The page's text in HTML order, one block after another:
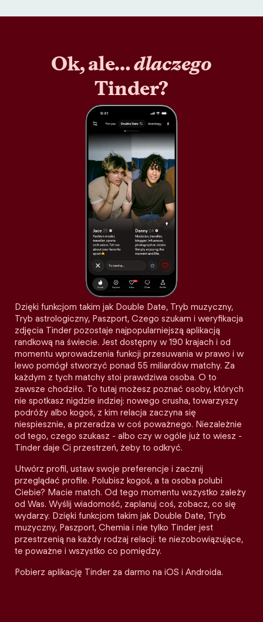
Ok, ale…dlaczego
Tinder?
Dzięki funkcjom takim jak Double Date, Tryb muzyczny,
Tryb astrologiczny, Paszport, Czego szukam i weryfikacja
zdjęcia Tinder pozostaje najpopularniejszą aplikacją
randkową na świecie. Jest dostępny w 190 krajach i od
momentu wprowadzenia funkcji przesuwania w prawo i w
lewo pomógł stworzyć ponad 55 miliardów matchy. Za
każdym z tych matchy stoi prawdziwa osoba. O to
zawsze chodziło. To tutaj możesz poznać osoby, których
nie spotkasz nigdzie indziej: nowego crusha, towarzyszy
podróży albo kogoś, z kim relacja zaczyna się
niespiesznie, a przeradza w coś poważnego. Niezależnie
od tego, czego szukasz - albo czy w ogóle już to wiesz -
Tinder daje Ci przestrzeń, żeby to odkryć.
Utwórz profil, ustaw swoje preferencje i zacznij
przeglądać profile. Polubisz kogoś, a ta osoba polubi
Ciebie? Macie match. Od tego momentu wszystko zależy
od Was. Wyślij wiadomość, zaplanuj coś, zobacz, co się
wydarzy. Dzięki funkcjom takim jak Double Date, Tryb
muzyczny, Paszport, Chemia i nie tylko Tinder jest
przestrzenią na każdy rodzaj relacji: te niezobowiązujące,
te poważne i wszystko co pomiędzy.
Pobierz aplikację Tinder za darmo na iOS i Androida.